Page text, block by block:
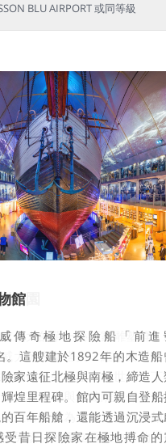
BLU AIRPORT 或同等級
公園
最大的單一藝術家雕塑群，
大師古斯塔夫・維格蘭對人
蘭傾畢生心血，為世人留下
、花崗岩與鐵鑄雕塑傑作。
生命循環為主題。從栩栩如
男孩」到矗立園區中心的「
館
傳奇極地探險船「前進
。這艘建於1892年的木造船
家遠征北極與南極，締造人
煌里程碑。館內可親自登船
百年船艙，還能透過沉浸式
受昔日探險家在極地搏命的